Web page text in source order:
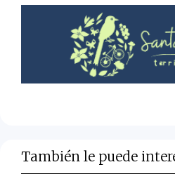
También le puede